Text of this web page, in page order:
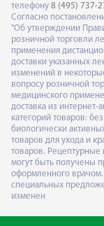
телефону 8 (495) 737-
Согласно
"Об утверждении
розничной торговли
применения
доставки указанных
изменений в
вопросу розничной
медицинского
доставка из
категорий товаров:
биологически
товаров для ухода и
товаров. Рецептурные
могут быть получены
оформленного врачом.
специальных
изменен